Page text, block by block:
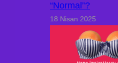
“Normal”?
18 Nisan 2025